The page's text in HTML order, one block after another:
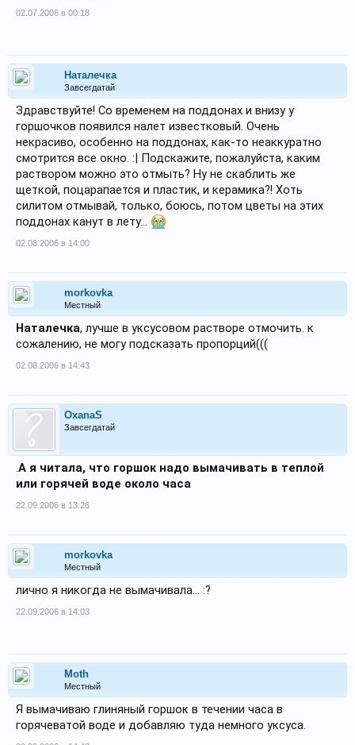
02.07.2006 в 00:18
Наталечка
Завсегдатай
Здравствуйте! Со временем на поддонах и внизу у
горшочков появился налет известковый. Очень
некрасиво, особенно на поддонах, как-то неаккуратно
смотрится все окно. :| Подскажите, пожалуйста, каким
раствором можно это отмыть? Ну не скаблить же
щеткой, поцарапается и пластик, и керамика?! Хоть
силитом отмывай, только, боюсь, потом цветы на этих
поддонах канут в лету...
02.08.2006 в 14:00
morkovka
Местный
Наталечка, лучше в уксусовом растворе отмочить. к
сожалению, не могу подсказать пропорций(((
02.08.2006 в 14:43
OxanaS
Завсегдатай
.А я читала, что горшок надо вымачивать в теплой
или горячей воде около часа
22.09.2006 в 13:26
morkovka
Местный
лично я никогда не вымачивала... :?
22.09.2006 в 14:03
Moth
Местный
Я вымачиваю глиняный горшок в течении часа в
горячеватой воде и добавляю туда немного уксуса.